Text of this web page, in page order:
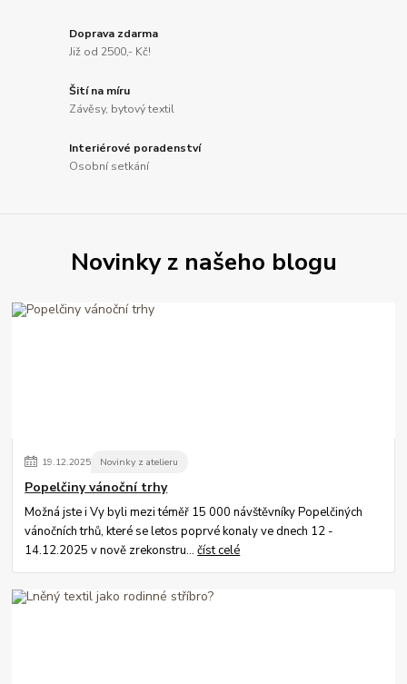
Doprava zdarma
Již od 2500,- Kč!
Šití na míru
Závěsy, bytový textil
Interiérové poradenství
Osobní setkání
Novinky z našeho blogu
19.12.2025 Novinky z atelieru
Popelčiny vánoční trhy
Možná jste i Vy byli mezi téměř 15 000 návštěvníky Popelčiných
vánočních trhů, které se letos poprvé konaly ve dnech 12 -
14.12.2025 v nově zrekonstru...číst celé